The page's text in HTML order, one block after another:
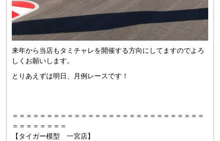
来年から当店もタミチャレを開催する方向にしてますのでよろ
しくお願いします。
とりあえずは明日、月例レースです！
＝＝＝＝＝＝＝＝＝＝＝＝＝＝＝＝＝＝＝＝＝＝＝＝＝＝＝＝
＝＝＝＝＝＝＝＝
【タイガー模型 一宮店】